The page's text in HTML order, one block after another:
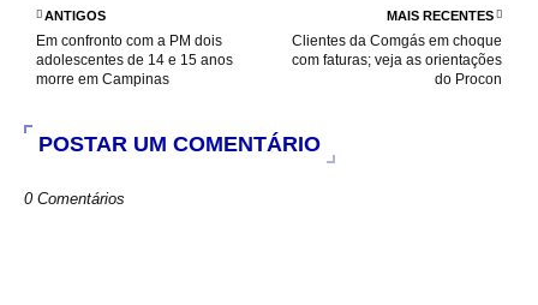
o
p
MAIS RECENTES
Clientes da Comgás em choque
com faturas; veja as orientações
do Procon
ANTIGOS
Em confronto com a PM dois
adolescentes de 14 e 15 anos
morre em Campinas
POSTAR UM COMENTÁRIO
0 Comentários